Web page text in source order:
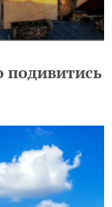
подивитись